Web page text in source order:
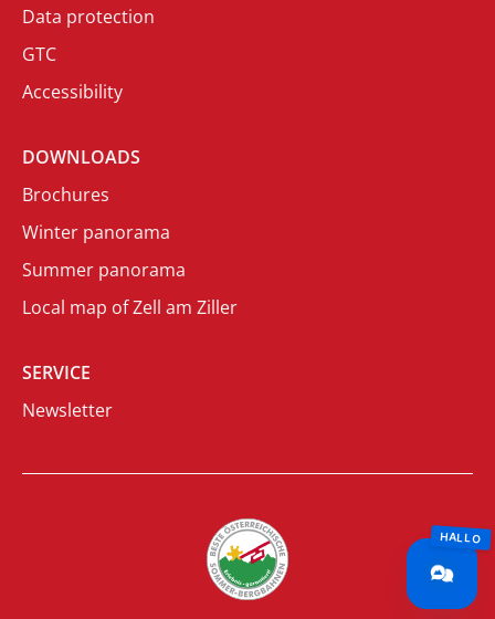
Data protection
GTC
Accessibility
DOWNLOADS
Brochures
Winter panorama
Summer panorama
Local map of Zell am Ziller
SERVICE
Newsletter